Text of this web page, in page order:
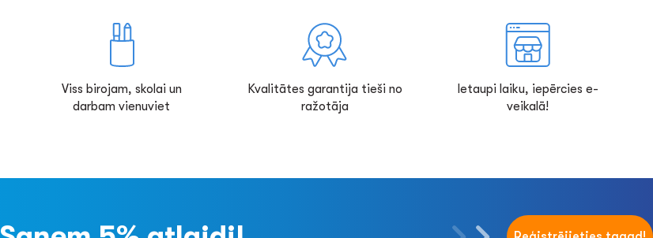
Viss birojam, skolai un
darbam vienuviet
Kvalitātes garantija tieši no
ražotāja
Ietaupi laiku, iepērcies e-
veikalā!